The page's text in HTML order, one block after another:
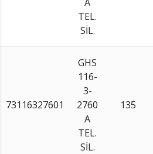
TEL.
SİL.
73116327601
GHS
116-
3-
2760
A
TEL.
SİL.
135